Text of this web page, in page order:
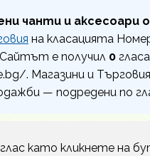
чанти и
на класацията
е получил 0
. Магазини и
— подредени по
като кликнете на